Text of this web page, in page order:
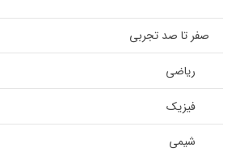
صفر تا صد تجربی
ریاضی
فیزیک
شیمی